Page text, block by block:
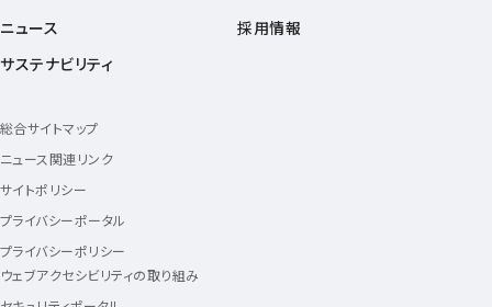
ニュース
サステナビリティ
採用情報
総合サイトマップ
ニュース関連リンク
サイトポリシー
プライバシーポータル
プライバシーポリシー
ウェブアクセシビリティの取り組み